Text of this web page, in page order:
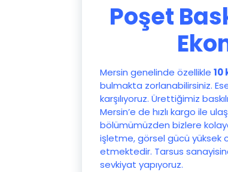
Poşet
Mersin genelinde özellikle 10
bulmakta zorlanabilirsiniz.
karşılıyoruz. Ürettiğimiz
Mersin’e de hızlı kargo ile
bölümümüzden bizlere
işletme, görsel gücü yüksek
etmektedir. Tarsus
sevkiyat yapıyoruz.